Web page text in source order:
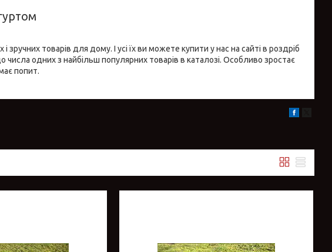
товарів для дому. І усі їх ви можете купити у нас на сайті в роздріб
одних з найбільш популярних товарів в каталозі. Особливо зростає
попит.